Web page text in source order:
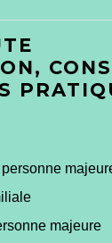
majeure